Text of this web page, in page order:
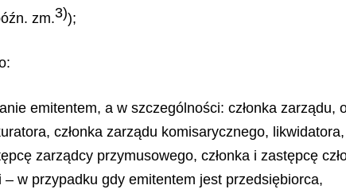
zm.3));
emitentem, a w szczególności: członka zarządu,
członka zarządu komisarycznego,
zarządcy przymusowego, członka i zastępcę
– w przypadku gdy emitentem jest przedsiębiorca,